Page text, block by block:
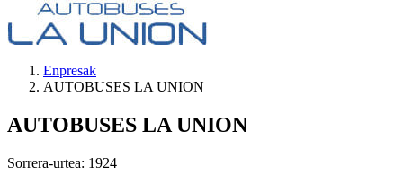
Enpresak
AUTOBUSES LA UNION
AUTOBUSES LA UNION
Sorrera-urtea: 1924